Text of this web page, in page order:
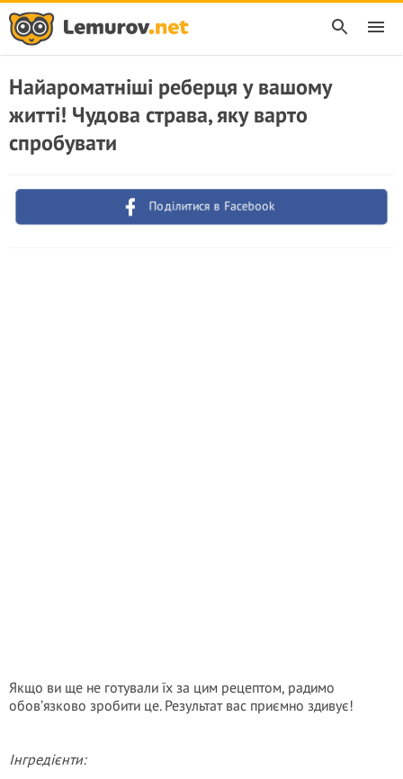
Найароматніші реберця у вашому
житті! Чудова страва, яку варто
спробувати
Поділитися в Facebook
Якщо ви ще не готували їх за цим рецептом, радимо
обов’язково зробити це. Результат вас приємно здивує!
Інгредієнти: